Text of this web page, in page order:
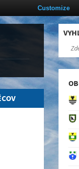
Customize